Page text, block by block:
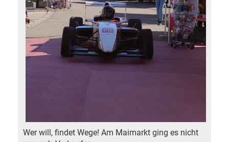
Wer will, findet Wege! Am Maimarkt ging es nicht